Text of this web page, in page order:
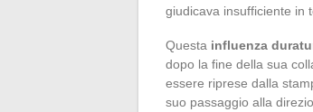
giudicava insufficiente in
Questa influenza
dopo la fine della sua
essere riprese dalla
suo passaggio alla